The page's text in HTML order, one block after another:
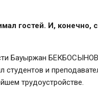
гостей. И, конечно,
Бауыржан
и
трудоустройстве.